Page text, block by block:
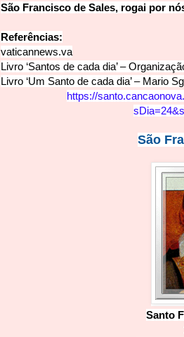
São Francisco de Sales, rogai por
Referências:
vaticannews.va
Livro ‘Santos de cada dia’ –
Livro ‘Um Santo de cada dia’ – Mario
https://
São
Santo